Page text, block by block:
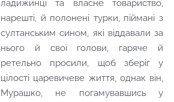
ладижинці та власне товариство,
нарешті, й полонені турки, піймані з
султанським сином, які віддавали за
нього й свої голови, гаряче й
ретельно просили, щоб зберіг у
цілості царевичеве життя, однак він,
Мурашко, не погамувавшись у